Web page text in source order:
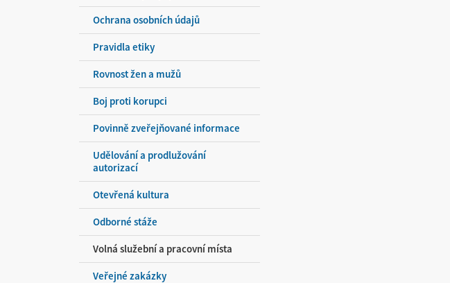
Ochrana osobních údajů
Pravidla etiky
Rovnost žen a mužů
Boj proti korupci
Povinně zveřejňované informace
Udělování a prodlužování
autorizací
Otevřená kultura
Odborné stáže
Volná služební a pracovní místa
Veřejné zakázky